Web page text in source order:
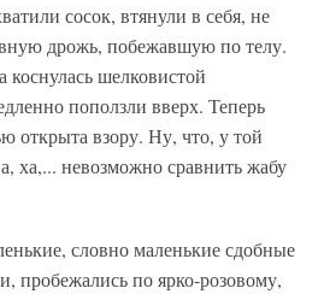
сосок, втянули в себя, не
дрожь, побежавшую по телу.
шелковистой
поползли вверх. Теперь
открыта взору. Ну, что, у той
ха,... невозможно сравнить жабу
словно маленькие сдобные
пробежались по ярко-розовому,